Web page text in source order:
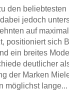
den beliebtesten
jedoch
auf
positioniert sich
ein breites
deutlicher
der Marken
möglichst lange...